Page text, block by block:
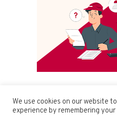
We use cookies on our website
experience by remembering